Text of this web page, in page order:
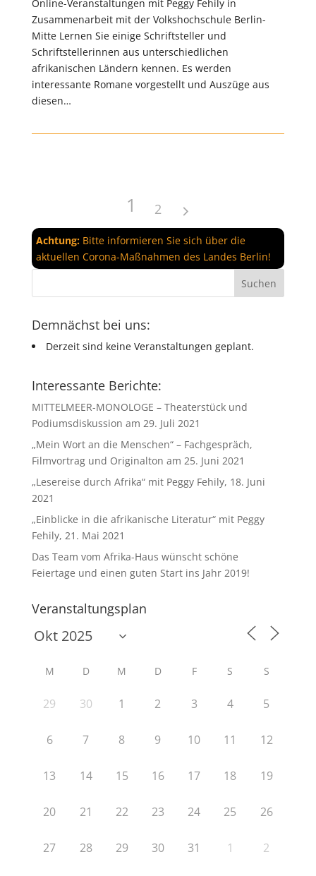
Online-Veranstaltungen mit Peggy Fehily in
Zusammenarbeit mit der Volkshochschule Berlin-
Mitte Lernen Sie einige Schriftsteller und
Schriftstellerinnen aus unterschiedlichen
afrikanischen Ländern kennen. Es werden
interessante Romane vorgestellt und Auszüge aus
diesen…
1 2
Achtung:Bitte informieren Sie sich über die
aktuellen Corona-Maßnahmen des Landes Berlin!
Demnächst bei uns:
Derzeit sind keine Veranstaltungen geplant.
Interessante Berichte:
MITTELMEER-MONOLOGE – Theaterstück und
Podiumsdiskussion am 29. Juli 2021
„Mein Wort an die Menschen“ – Fachgespräch,
Filmvortrag und Originalton am 25. Juni 2021
„Lesereise durch Afrika“ mit Peggy Fehily, 18. Juni
2021
„Einblicke in die afrikanische Literatur“ mit Peggy
Fehily, 21. Mai 2021
Das Team vom Afrika-Haus wünscht schöne
Feiertage und einen guten Start ins Jahr 2019!
Veranstaltungsplan
M D M D F S S
29 30 1 2 3 4 5
6 7 8 9 10 11 12
13 14 15 16 17 18 19
20 21 22 23 24 25 26
27 28 29 30 31 1 2